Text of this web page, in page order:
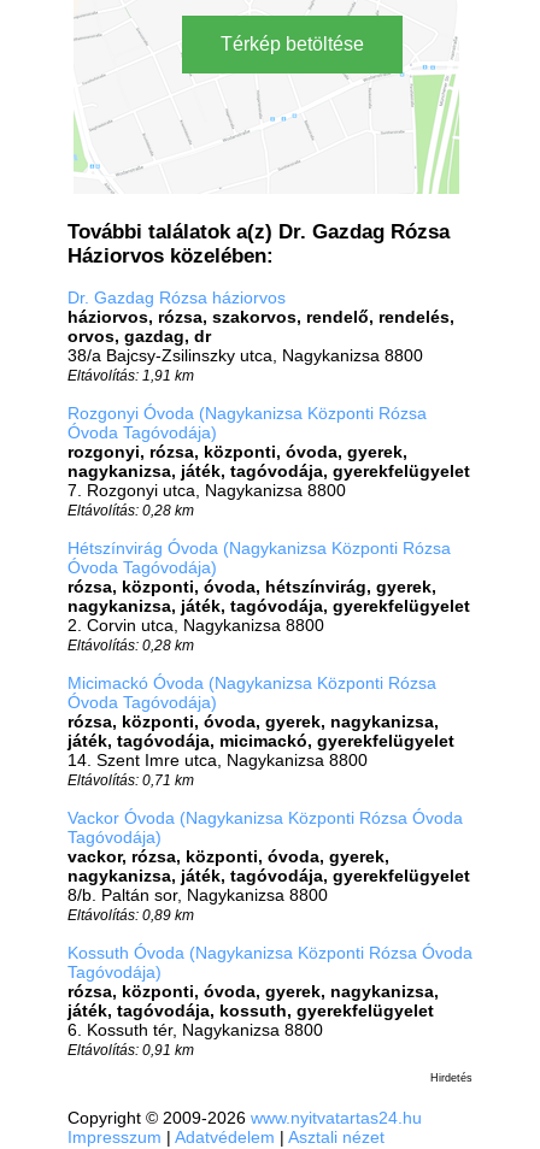
Térkép betöltése
További találatok a(z) Dr. Gazdag Rózsa
Háziorvos közelében:
Dr. Gazdag Rózsa háziorvos
háziorvos, rózsa, szakorvos, rendelő, rendelés,
orvos, gazdag, dr
38/a Bajcsy-Zsilinszky utca, Nagykanizsa 8800
Eltávolítás: 1,91 km
Rozgonyi Óvoda (Nagykanizsa Központi Rózsa
Óvoda Tagóvodája)
rozgonyi, rózsa, központi, óvoda, gyerek,
nagykanizsa, játék, tagóvodája, gyerekfelügyelet
7. Rozgonyi utca, Nagykanizsa 8800
Eltávolítás: 0,28 km
Hétszínvirág Óvoda (Nagykanizsa Központi Rózsa
Óvoda Tagóvodája)
rózsa, központi, óvoda, hétszínvirág, gyerek,
nagykanizsa, játék, tagóvodája, gyerekfelügyelet
2. Corvin utca, Nagykanizsa 8800
Eltávolítás: 0,28 km
Micimackó Óvoda (Nagykanizsa Központi Rózsa
Óvoda Tagóvodája)
rózsa, központi, óvoda, gyerek, nagykanizsa,
játék, tagóvodája, micimackó, gyerekfelügyelet
14. Szent Imre utca, Nagykanizsa 8800
Eltávolítás: 0,71 km
Vackor Óvoda (Nagykanizsa Központi Rózsa Óvoda
Tagóvodája)
vackor, rózsa, központi, óvoda, gyerek,
nagykanizsa, játék, tagóvodája, gyerekfelügyelet
8/b. Paltán sor, Nagykanizsa 8800
Eltávolítás: 0,89 km
Kossuth Óvoda (Nagykanizsa Központi Rózsa Óvoda
Tagóvodája)
rózsa, központi, óvoda, gyerek, nagykanizsa,
játék, tagóvodája, kossuth, gyerekfelügyelet
6. Kossuth tér, Nagykanizsa 8800
Eltávolítás: 0,91 km
Hirdetés
Copyright © 2009-2026 www.nyitvatartas24.hu
Impresszum | Adatvédelem | Asztali nézet